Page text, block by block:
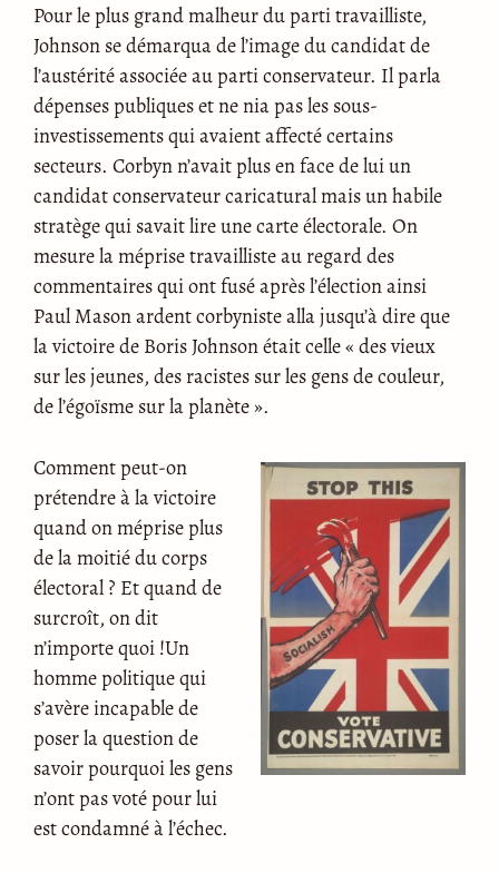
Pour le plus grand malheur du parti travailliste,
Johnson se démarqua de l’image du candidat de
l’austérité associée au parti conservateur. Il parla
dépenses publiques et ne nia pas les sous-
investissements qui avaient affecté certains
secteurs. Corbyn n’avait plus en face de lui un
candidat conservateur caricatural mais un habile
stratège qui savait lire une carte électorale. On
mesure la méprise travailliste au regard des
commentaires qui ont fusé après l’élection ainsi
Paul Mason ardent corbyniste alla jusqu’à dire que
la victoire de Boris Johnson était celle « des vieux
sur les jeunes, des racistes sur les gens de couleur,
de l’égoïsme sur la planète ».
Comment peut-on
prétendre à la victoire
quand on méprise plus
de la moitié du corps
électoral ? Et quand de
surcroît, on dit
n’importe quoi !Un
homme politique qui
s’avère incapable de
poser la question de
savoir pourquoi les gens
n’ont pas voté pour lui
est condamné à l’échec.